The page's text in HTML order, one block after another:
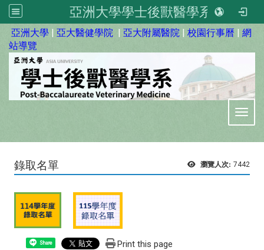
亞洲大學學士後獸醫學系
亞洲大學 | 亞大醫健學院 | 亞大附屬醫院 | 校園行事曆 | 網
站導覽
瀏覽人次: 7442
錄取名單
Share Print this page